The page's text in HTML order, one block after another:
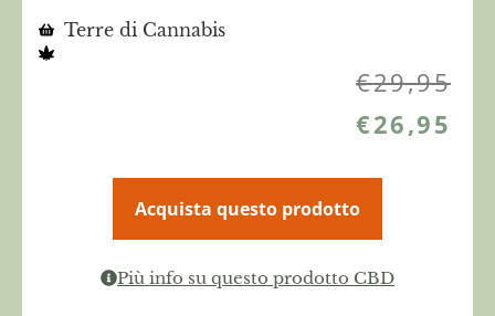
Terre di Cannabis
€29,95
€26,95
Acquista questo prodotto
Più info su questo prodotto CBD